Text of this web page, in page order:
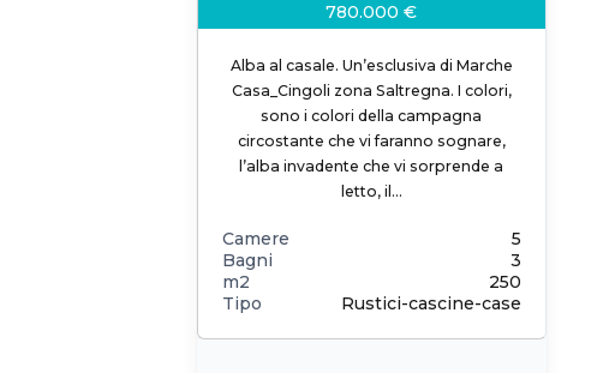
780.000 €
Alba al casale. Un’esclusiva di Marche
Casa_Cingoli zona Saltregna. I colori,
sono i colori della campagna
circostante che vi faranno sognare,
l’alba invadente che vi sorprende a
letto, il…
Camere
5
Bagni
3
m2
250
Tipo
Rustici-cascine-case